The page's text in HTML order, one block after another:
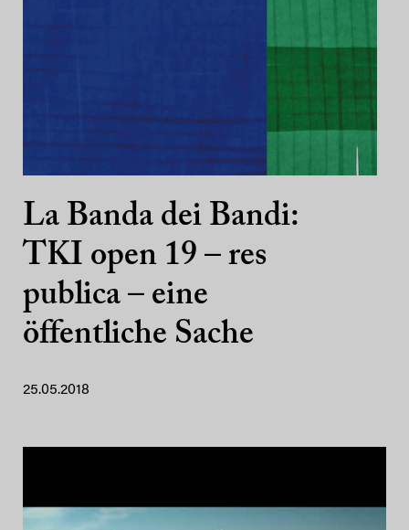
La Banda dei Bandi:
TKI open 19 – res
publica – eine
öffentliche Sache
25.05.2018